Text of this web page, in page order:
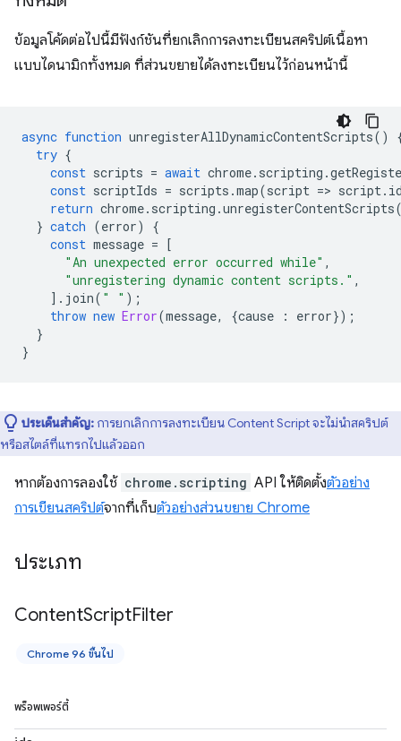
ข้อมูลโค้ดต่อไปนี้มีฟังก์ชันที่ยกเลิกการลงทะเบียนสคริปต์เนื้อหา
แบบไดนามิกทั้งหมด ที่ส่วนขยายได้ลงทะเบียนไว้ก่อนหน้านี้
async function unregisterAllDynamicContentScripts()
try {
const scripts = await chrome. scripting .
const scriptIds = scripts .map(script => script.
return chrome. scripting .unregisterContentScripts
} catch (error)
{
const message = [
"An unexpected error occurred while" ,
"unregistering dynamic content scripts." ,
]. join( " " );
throw new Error(message, {cause : error});
}
}
ประเด็นสำคัญ: การยกเลิกการลงทะเบียน Content Script จะไม่นำสคริปต์
หรือสไตล์ที่แทรกไปแล้วออก
หากต้องการลองใช้ chrome.scripting API ให้ติดตั้งตัวอย่าง
การเขียนสคริปต์จากที่เก็บตัวอย่างส่วนขยาย Chrome
ประเภท
ContentScriptFilter
Chrome 96 ขึ้นไป
พร็อพเพอร์ตี้